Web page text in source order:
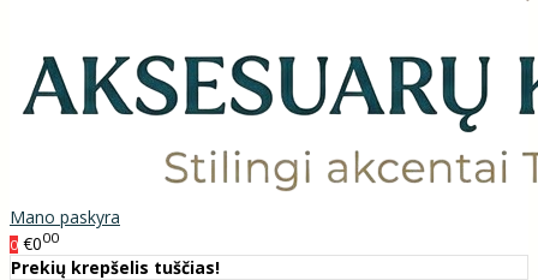
Mano paskyra
0 €000
Prekių krepšelis tuščias!